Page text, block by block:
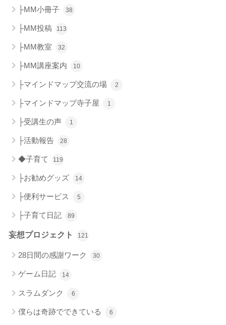
├MM小冊子 38
├MM投稿 113
├MM教室 32
├MM講座案内 10
├マインドマップ交流の場 2
├マインドマップ寺子屋 1
├受講生の声 1
├活動報告 28
◆子育て 119
├お勧めグッズ 14
├便利サービス 5
├子育て日記 89
妄想プロジェクト 121
28日間の感謝ワーク 30
ゲーム日記 14
スラムダンク 6
僕らは奇跡でできている 6